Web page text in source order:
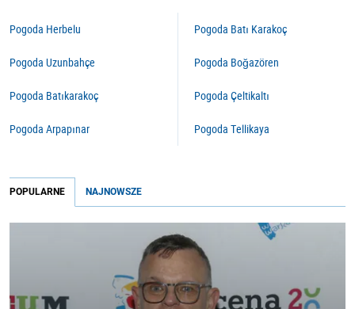
Pogoda Herbelu
Pogoda Uzunbahçe
Pogoda Batıkarakoç
Pogoda Arpapınar
Pogoda Batı Karakoç
Pogoda Boğazören
Pogoda Çeltikaltı
Pogoda Tellikaya
POPULARNE NAJNOWSZE